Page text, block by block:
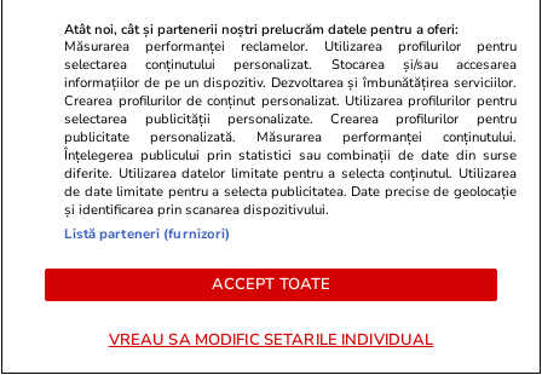
Oana Țoiu a fost prezentă la o
recepție diplomatică cu frații
Tate, dar a plecat imediat ce i-a
văzut
Știri România
Nivelul Dunării a scăzut
dramatic la Rasova, însă
autoritățile dau asigurări că
populația nu va rămâne fără
Atât noi, cât și partenerii noștri prelucrăm datele pentru a oferi:
Măsurarea performanței reclamelor. Utilizarea profilurilor pentru
selectarea conținutului personalizat. Stocarea și/sau accesarea
informațiilor de pe un dispozitiv. Dezvoltarea și îmbunătățirea serviciilor.
Crearea profilurilor de conținut personalizat. Utilizarea profilurilor pentru
selectarea publicității personalizate. Crearea profilurilor pentru
publicitate personalizată. Măsurarea performanței conținutului.
Înțelegerea publicului prin statistici sau combinații de date din surse
diferite. Utilizarea datelor limitate pentru a selecta conținutul. Utilizarea
de date limitate pentru a selecta publicitatea. Date precise de geolocație
și identificarea prin scanarea dispozitivului.
Listă parteneri (furnizori)
ACCEPT TOATE
VREAU SA MODIFIC SETARILE INDIVIDUAL